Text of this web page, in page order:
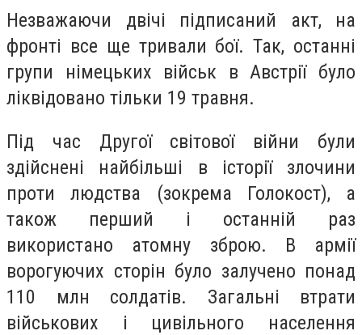
Незважаючи двічі підписаний акт, на
фронті все ще тривали бої. Так, останні
групи німецьких військ в Австрії було
ліквідовано тільки 19 травня.
Під час Другої світової війни були
здійснені найбільші в історії злочини
проти людства (зокрема Голокост), а
також перший і останній раз
використано атомну зброю. В армії
ворогуючих сторін було залучено понад
110 млн солдатів. Загальні втрати
військових і цивільного населення